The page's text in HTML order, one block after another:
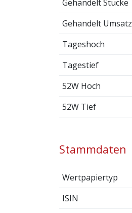
Gehandelt Stücke
Gehandelt Umsatz
Tageshoch
Tagestief
52W Hoch
52W Tief
Stammdaten
Wertpapiertyp
ISIN